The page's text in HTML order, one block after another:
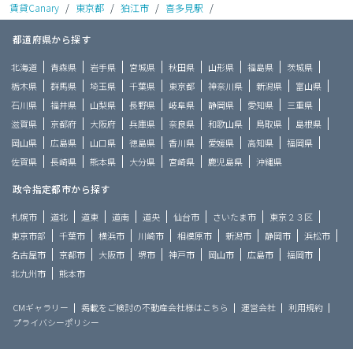
賃貸Canary / 東京都 / 狛江市 / 喜多見駅 /
都道府県から探す
北海道 青森県 岩手県 宮城県 秋田県 山形県 福島県
茨城県
栃木県
群馬県 埼玉県 千葉県 東京都 神奈川県 新潟県
富山県
石川県
福井県 山梨県 長野県 岐阜県 静岡県 愛知県
三重県
滋賀県
京都府 大阪府 兵庫県 奈良県 和歌山県 鳥取県
島根県
岡山県
広島県 山口県 徳島県 香川県 愛媛県 高知県
福岡県
佐賀県
長崎県 熊本県 大分県 宮崎県 鹿児島県 沖縄県
政令指定都市から探す
札幌市 道北 道東 道南 道央 仙台市 さいたま市
東京２３区
東京市部
千葉市 横浜市 川崎市 相模原市 新潟市 静岡市
浜松市
名古屋市
京都市 大阪市 堺市 神戸市 岡山市 広島市
福岡市
北九州市
熊本市
CMギャラリー 掲載をご検討の不動産会社様はこちら 運営会社
利用規約
プライバシーポリシー